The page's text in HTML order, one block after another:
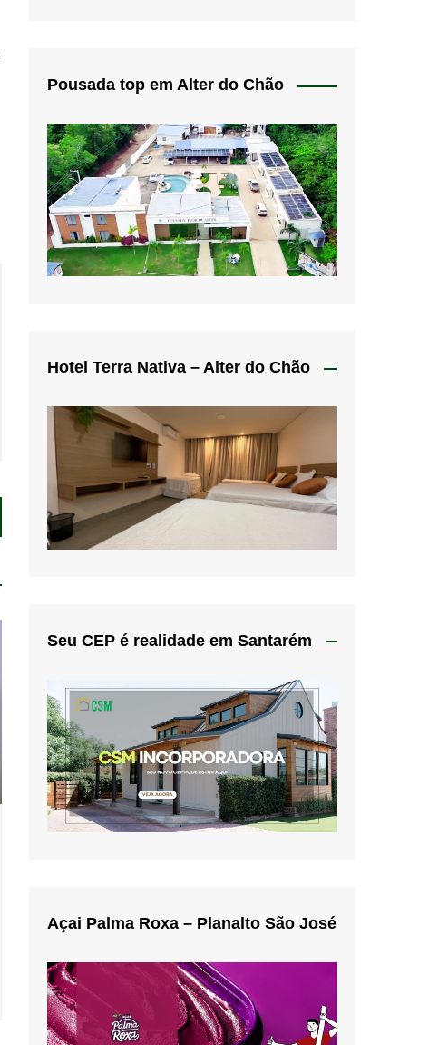
Pousada top em Alter do Chão
Hotel Terra Nativa – Alter do Chão
Seu CEP é realidade em Santarém
Açai Palma Roxa – Planalto São José